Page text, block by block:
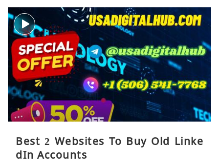
Best 2 Websites To Buy Old Linke
dIn Accounts